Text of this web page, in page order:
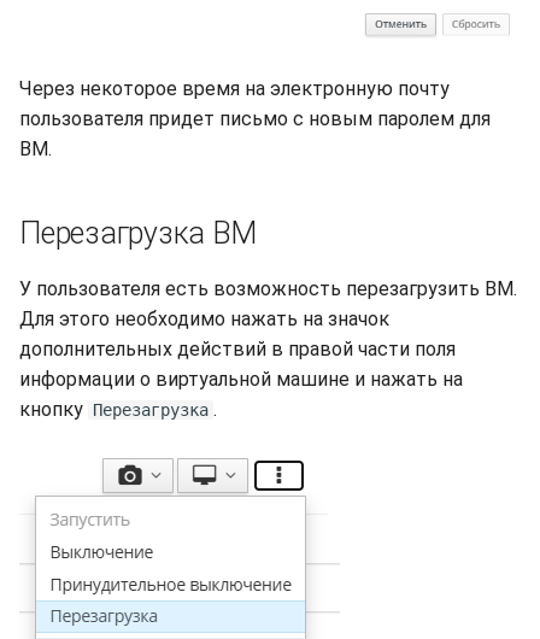
Через некоторое время на электронную почту
пользователя придет письмо с новым паролем для
ВМ.
Перезагрузка ВМ
У пользователя есть возможность перезагрузить ВМ.
Для этого необходимо нажать на значок
дополнительных действий в правой части поля
информации о виртуальной машине и нажать на
кнопку Перезагрузка .